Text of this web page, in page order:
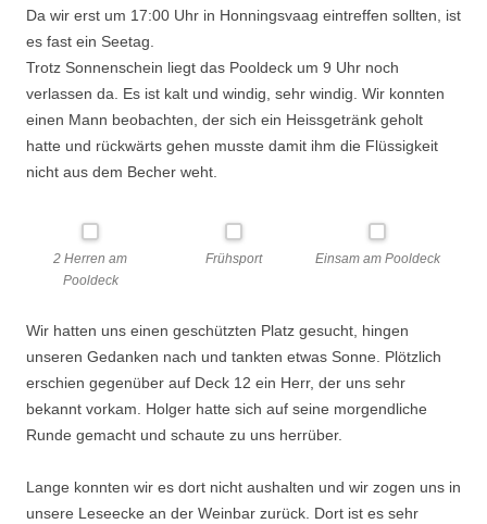
Da wir erst um 17:00 Uhr in Honningsvaag eintreffen sollten, ist
es fast ein Seetag.
Trotz Sonnenschein liegt das Pooldeck um 9 Uhr noch
verlassen da. Es ist kalt und windig, sehr windig. Wir konnten
einen Mann beobachten, der sich ein Heissgetränk geholt
hatte und rückwärts gehen musste damit ihm die Flüssigkeit
nicht aus dem Becher weht.
2 Herren am
Pooldeck
Frühsport Einsam am Pooldeck
Wir hatten uns einen geschützten Platz gesucht, hingen
unseren Gedanken nach und tankten etwas Sonne. Plötzlich
erschien gegenüber auf Deck 12 ein Herr, der uns sehr
bekannt vorkam. Holger hatte sich auf seine morgendliche
Runde gemacht und schaute zu uns herrüber.
Lange konnten wir es dort nicht aushalten und wir zogen uns in
unsere Leseecke an der Weinbar zurück. Dort ist es sehr